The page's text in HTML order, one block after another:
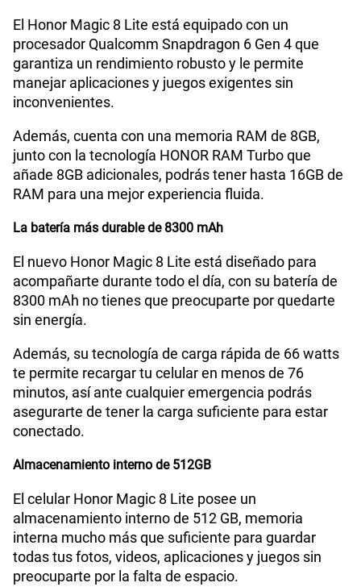
VoWiFi
Compatibilidad con eSIM
El Honor Magic 8 Lite está equipado con un
procesador Qualcomm Snapdragon 6 Gen 4 que
garantiza un rendimiento robusto y le permite
manejar aplicaciones y juegos exigentes sin
inconvenientes.
Además, cuenta con una memoria RAM de 8GB,
junto con la tecnología HONOR RAM Turbo que
añade 8GB adicionales, podrás tener hasta 16GB de
RAM para una mejor experiencia fluida.
La batería más durable de 8300 mAh
El nuevo Honor Magic 8 Lite está diseñado para
acompañarte durante todo el día, con su batería de
8300 mAh no tienes que preocuparte por quedarte
sin energía.
Además, su tecnología de carga rápida de 66 watts
te permite recargar tu celular en menos de 76
minutos, así ante cualquier emergencia podrás
asegurarte de tener la carga suficiente para estar
conectado.
Almacenamiento interno de 512GB
El celular Honor Magic 8 Lite posee un
almacenamiento interno de 512 GB, memoria
interna mucho más que suficiente para guardar
todas tus fotos, videos, aplicaciones y juegos sin
preocuparte por la falta de espacio.